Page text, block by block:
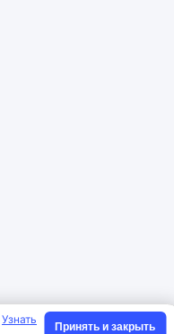
Узнать
Принять и закрыть